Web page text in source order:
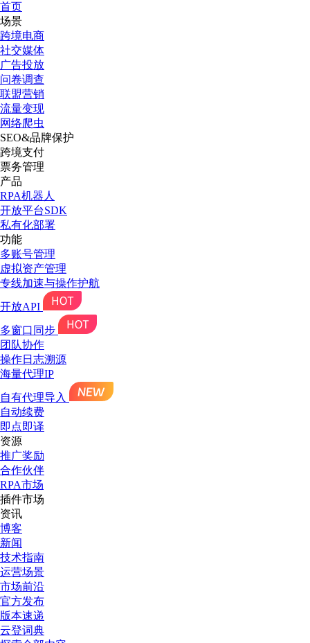
首页
场景
跨境电商
社交媒体
广告投放
问卷调查
联盟营销
流量变现
网络爬虫
SEO&品牌保护
跨境支付
票务管理
产品
RPA机器人
开放平台SDK
私有化部署
功能
多账号管理
虚拟资产管理
专线加速与操作护航
开放API
多窗口同步
团队协作
操作日志溯源
海量代理IP
自有代理导入
自动续费
即点即译
资源
推广奖励
合作伙伴
RPA市场
插件市场
资讯
博客
新闻
技术指南
运营场景
市场前沿
官方发布
版本速递
云登词典